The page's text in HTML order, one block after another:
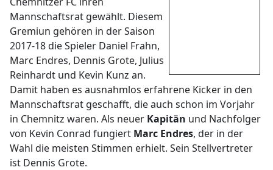
Mannschaftsrat gewählt. Diesem
Gremiun gehören in der Saison
2017-18 die Spieler Daniel Frahn,
Marc Endres, Dennis Grote, Julius
Reinhardt und Kevin Kunz an.
Damit haben es ausnahmlos erfahrene Kicker in den
Mannschaftsrat geschafft, die auch schon im Vorjahr
in Chemnitz waren. Als neuer Kapitän und Nachfolger
von Kevin Conrad fungiert Marc Endres, der in der
Wahl die meisten Stimmen erhielt. Sein Stellvertreter
ist Dennis Grote.